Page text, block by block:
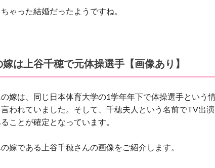
ゃった結婚だったようですね。
は上谷千穂で元体操選手【画像あり】
嫁は、同じ日本体育大学の1学年年下で体操選手という
われていました。そして、千穂夫人という名前でTV出
ことが確定となっています。
嫁である上谷千穂さんの画像をご紹介します。